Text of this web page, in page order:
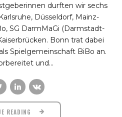
durften wir sechs
Düsseldorf, Mainz-
SG DarmMaGi (Darmstadt-
Bonn trat dabei
Spielgemeinschaft BiBo an.
und...
READING